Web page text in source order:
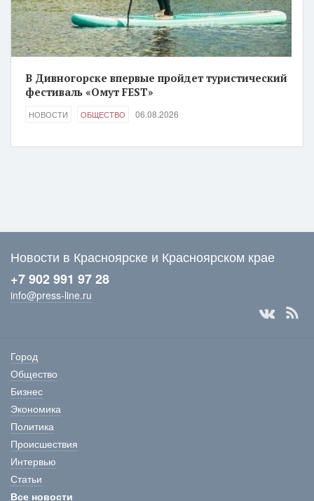
В Дивногорске впервые пройдет туристический
фестиваль «Омут FEST»
НОВОСТИ ОБЩЕСТВО 06.08.2026
Новости в Красноярске и Красноярском крае
+7 902 991 97 28
info@press-line.ru
Город
Общество
Бизнес
Экономика
Политика
Происшествия
Интервью
Статьи
Все новости